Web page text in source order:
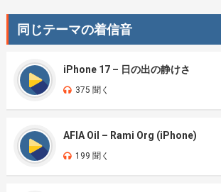
同じテーマの着信音
iPhone 17 – 日の出の静けさ
375 聞く
AFIA Oil – Rami Org (iPhone)
199 聞く